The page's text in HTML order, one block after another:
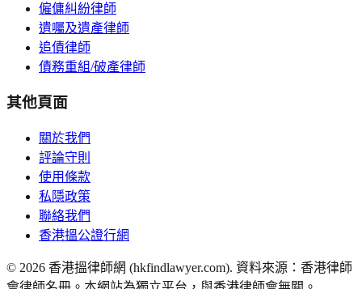
僱傭糾紛律師
遺囑及遺產律師
追債律師
債務重組/破產律師
其他頁面
關於我們
評論守則
使用條款
私隱政策
聯絡我們
香港搵公證行網
© 2026 香港搵律師網 (hkfindlawyer.com). 資料來源：香港律師